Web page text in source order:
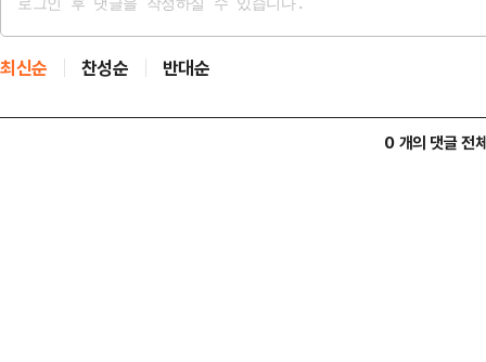
최신순 찬성순 반대순
0 개의 댓글 전